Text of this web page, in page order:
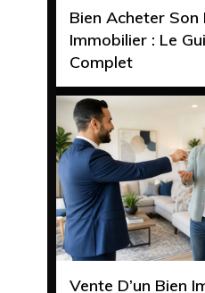
Bien Acheter Son
Immobilier : Le
Complet
Vente D’un Bien